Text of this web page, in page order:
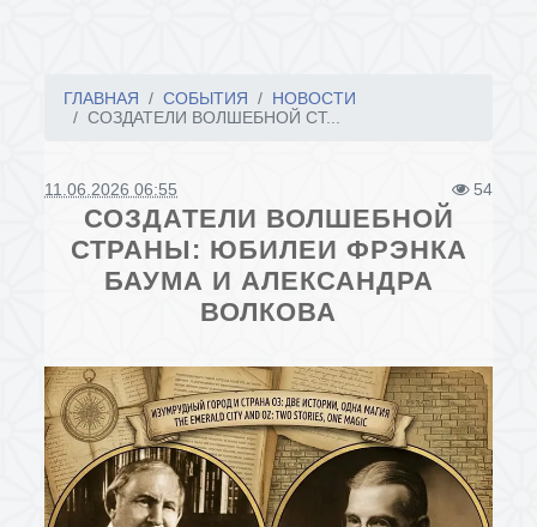
ГЛАВНАЯ СОБЫТИЯ
НОВОСТИ
СОЗДАТЕЛИ ВОЛШЕБНОЙ СТ...
11.06.2026 06:55 54
СОЗДАТЕЛИ ВОЛШЕБНОЙ
СТРАНЫ: ЮБИЛЕИ ФРЭНКА
БАУМА И АЛЕКСАНДРА
ВОЛКОВА